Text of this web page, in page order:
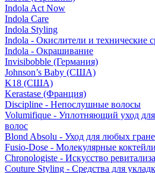
Indola Act Now
Indola Care
Indola Styling
Indola - Окислители и технические
Indola - Окрашивание
Invisibobble (Германия)
Johnson’s Baby (США)
K18 (США)
Kerastase (Франция)
Discipline - Непослушные волосы
Volumifique - Уплотняющий уход
волос
Blond Absolu - Уход для любых
Fusio-Dose - Молекулярные
Chronologiste - Искусство
Couture Styling - Средства для